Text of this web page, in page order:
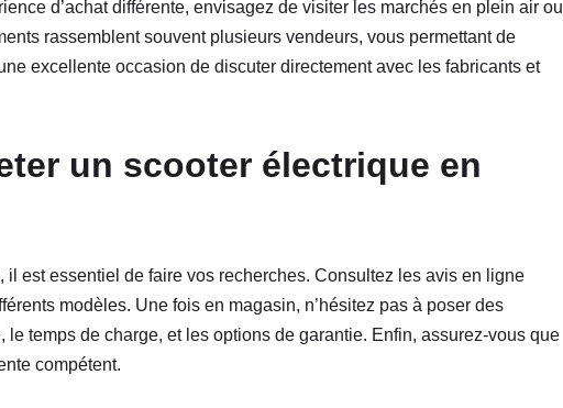
d’achat différente, envisagez de visiter les marchés en plein air ou
rassemblent souvent plusieurs vendeurs, vous permettant de
excellente occasion de discuter directement avec les fabricants et
un scooter électrique en
est essentiel de faire vos recherches. Consultez les avis en ligne
modèles. Une fois en magasin, n’hésitez pas à poser des
le temps de charge, et les options de garantie. Enfin, assurez-vous que
compétent.